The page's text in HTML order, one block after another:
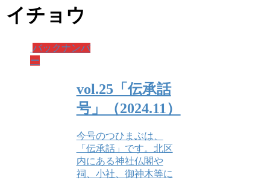
イチョウ
バックナンバ
ー
vol.25「伝承話
号」（2024.11）
今号のつひまぶは、
「伝承話」です。北区
内にある神社仏閣や
祠、小社、御神木等に